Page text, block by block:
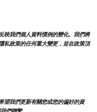
映我們個人資料慣例的變化。我們將
私政策的任何重大變更，並在政策頂
望我們更新有關您或您的偏好的資